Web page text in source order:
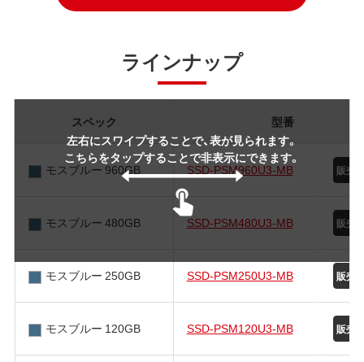
ラインナップ
左右にスワイプすることで、表が見られます。
こちらをタップすることで非表示にできます。
スペック 型番
モスブルー 960GB SSD-PSM960U3-MB
モスブルー 480GB SSD-PSM480U3-MB
モスブルー 250GB SSD-PSM250U3-MB
モスブルー 120GB SSD-PSM120U3-MB